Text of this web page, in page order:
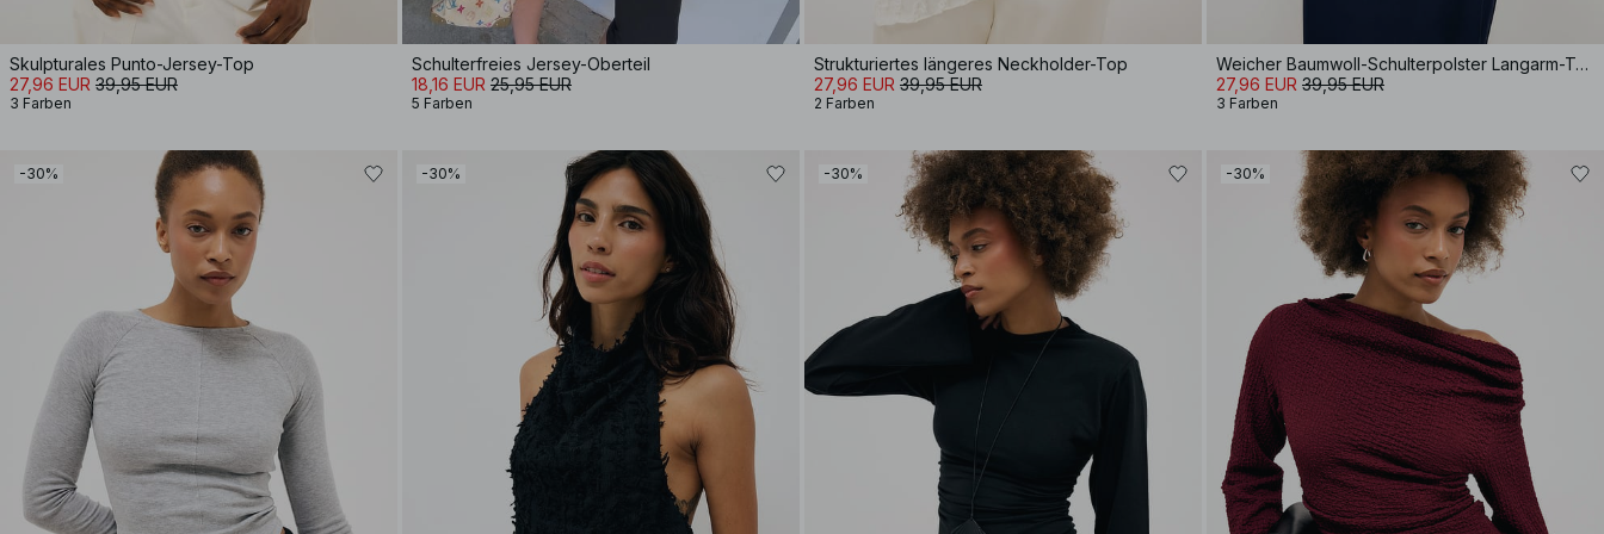
Skulpturales Punto-Jersey-Top
27,96 EUR 39,95 EUR
3 Farben
Schulterfreies Jersey-Oberteil
18,16 EUR 25,95 EUR
5 Farben
Strukturiertes längeres Neckholder-Top
27,96 EUR 39,95 EUR
2 Farben
Weicher Baumwoll-Schulterpolster Langarm-T-Shirt
27,96 EUR 39,95 EUR
3 Farben
-30% -30% -30% -30%